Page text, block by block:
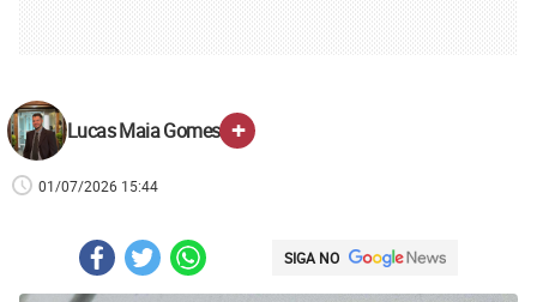
Lucas Maia Gomes +
01/07/2026 15:44
SIGA NO